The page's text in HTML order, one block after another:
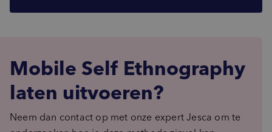
Mobile Self Ethnography
laten uitvoeren?
Neem dan contact op met onze expert Jesca om te